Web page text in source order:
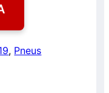
, Pneus